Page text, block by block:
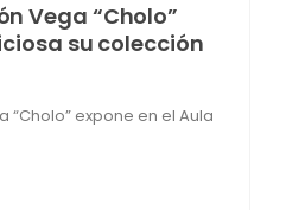
Vega “Cholo”
su colección
“Cholo” expone en el Aula